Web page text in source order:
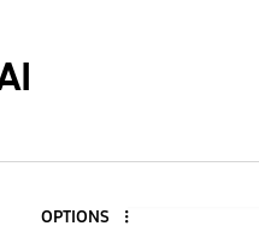
OPTIONS